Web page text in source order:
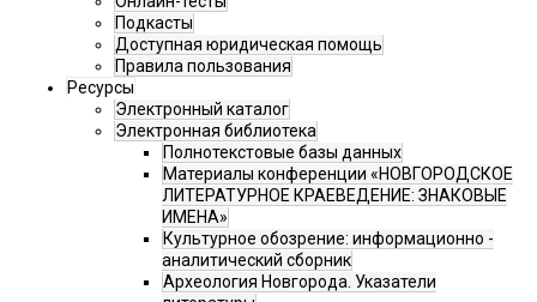
Подкасты
Доступная юридическая помощь
Правила пользования
Ресурсы
Электронный каталог
Электронная библиотека
Полнотекстовые базы данных
Материалы конференции «НОВГОРОДСКОЕ
ЛИТЕРАТУРНОЕ КРАЕВЕДЕНИЕ: ЗНАКОВЫЕ
ИМЕНА»
Культурное обозрение: информационно -
аналитический сборник
Археология Новгорода. Указатели